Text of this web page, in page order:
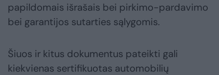
papildomais išrašais bei pirkimo-pardavimo
bei garantijos sutarties sąlygomis.
Šiuos ir kitus dokumentus pateikti gali
kiekvienas sertifikuotas automobilių